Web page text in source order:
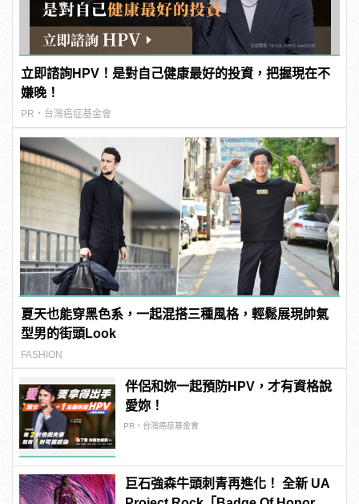
立即諮詢HPV！是對自己健康最好的投資，把握現在不
嫌晚！
PR・台灣癌症基金會
夏天也能穿黑色系，一起混搭三種風格，輕鬆展現帥氣
型男的街頭Look
FASHION
伴侶和妳一起預防HPV，才有資格說
愛妳！
PR・台灣癌症基金會
巨石強森牛頭刺青再進化！ 全新 UA